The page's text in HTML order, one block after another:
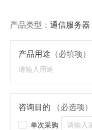
产品类型： 通信服务器
产品用途 （必填项）
咨询目的 （必选项）
单次采购